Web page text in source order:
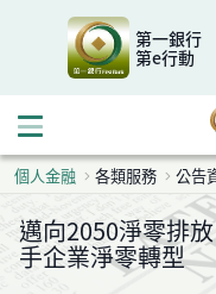
第一銀行
第e行動
開啟行動選單
個人金融 各類服務 公告
邁向2050淨零排
手企業淨零轉型